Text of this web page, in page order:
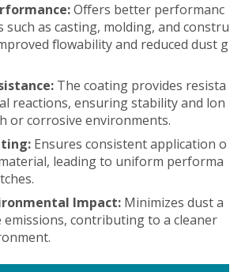
Offers better performanc
such as casting, molding, and constru
flowability and reduced dust g
The coating provides resista
reactions, ensuring stability and lon
or corrosive environments.
Ensures consistent application o
leading to uniform performa
Impact: Minimizes dust a
emissions, contributing to a cleaner